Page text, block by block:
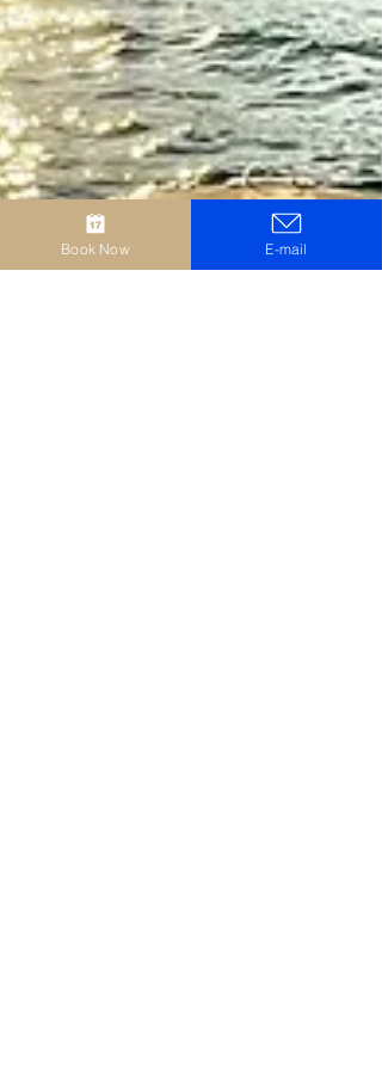
Book Now E-mail